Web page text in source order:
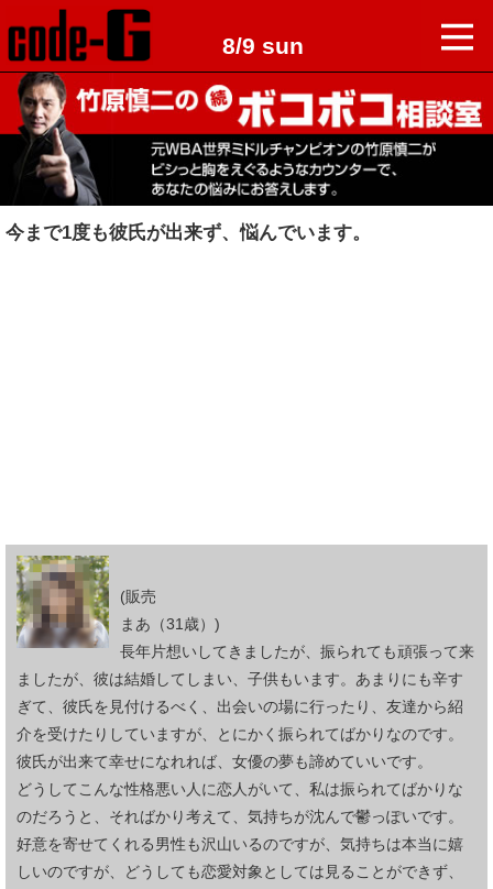
8/9 sun
今まで1度も彼氏が出来ず、悩んでいます。
(販売
まあ（31歳）)
長年片想いしてきましたが、振られても頑張って来
ましたが、彼は結婚してしまい、子供もいます。あまりにも辛す
ぎて、彼氏を見付けるべく、出会いの場に行ったり、友達から紹
介を受けたりしていますが、とにかく振られてばかりなのです。
彼氏が出来て幸せになれれば、女優の夢も諦めていいです。
どうしてこんな性格悪い人に恋人がいて、私は振られてばかりな
のだろうと、そればかり考えて、気持ちが沈んで鬱っぽいです。
好意を寄せてくれる男性も沢山いるのですが、気持ちは本当に嬉
しいのですが、どうしても恋愛対象としては見ることができず、